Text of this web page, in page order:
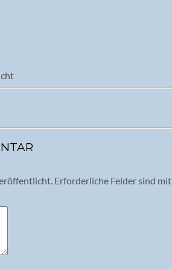
Erforderliche Felder sind mit